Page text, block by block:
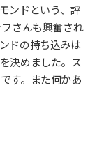
ンドという、評
さんも興奮され
ドの持ち込みは
決めました。ス
す。また何かあ